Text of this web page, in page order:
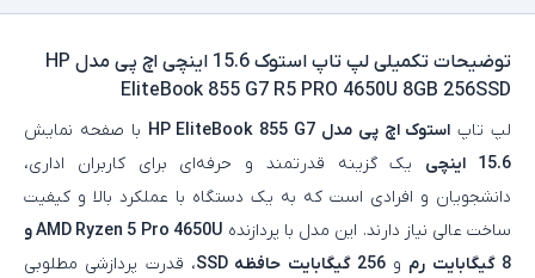
توضیحات تکمیلی
لپ تاپ استوک 15.6 اینچی اچ پی مدل HP
EliteBook 855 G7 R5 PRO 4650U 8GB 256SSD
لپ‌ تاپ استوک اچ‌ پی مدل HP EliteBook 855 G7
با صفحه‌ نمایش
15.6 اینچی
یک گزینه قدرتمند و حرفه‌ای برای کاربران اداری،
دانشجویان و افرادی است که به یک دستگاه با عملکرد بالا و کیفیت
ساخت عالی نیاز دارند. این مدل با پردازنده
AMD Ryzen 5 Pro 4650U و
8 گیگابایت رم
و256 گیگابایت حافظه SSD
، قدرت پردازشی مطلوبی